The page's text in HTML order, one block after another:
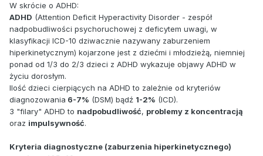
W skrócie o ADHD:
ADHD (Attention Deficit Hyperactivity Disorder - zespół
nadpobudliwości psychoruchowej z deficytem uwagi, w
klasyfikacji ICD-10 dziwacznie nazywany zaburzeniem
hiperkinetycznym) kojarzone jest z dziećmi i młodzieżą, niemniej
ponad od 1/3 do 2/3 dzieci z ADHD wykazuje objawy ADHD w
życiu dorosłym.
Ilość dzieci cierpiących na ADHD to zależnie od kryteriów
diagnozowania 6-7% (DSM) bądź 1-2% (ICD).
3 "filary" ADHD to nadpobudliwość, problemy z koncentracją
oraz impulsywność.
Kryteria diagnostyczne (zaburzenia hiperkinetycznego)